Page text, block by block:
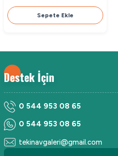
Sepete Ekle
Destek İçin
0 544 953 08 65
0 544 953 08 65
tekinavgaleri@gmail.com